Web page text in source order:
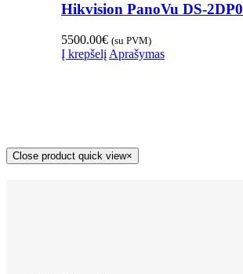
Hikvision PanoVu DS-
5500.00€ (su PVM)
Į krepšelį Aprašymas
Close product quick view×